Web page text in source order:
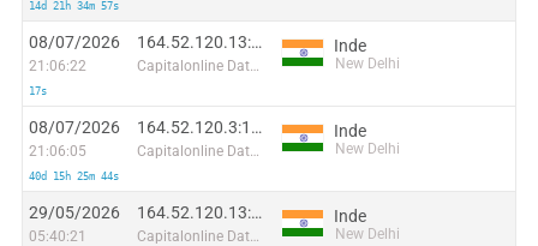
14d 21h 34m 57s
08/07/2026
21:06:22
17s
164.52.120.13:25905
Capitalonline Data Service (HK) Co
Inde
New Delhi
08/07/2026
21:06:05
40d 15h 25m 44s
164.52.120.3:10526
Capitalonline Data Service (HK) Co
Inde
New Delhi
29/05/2026
05:40:21
164.52.120.13:60650
Capitalonline Data Service (HK) Co
Inde
New Delhi